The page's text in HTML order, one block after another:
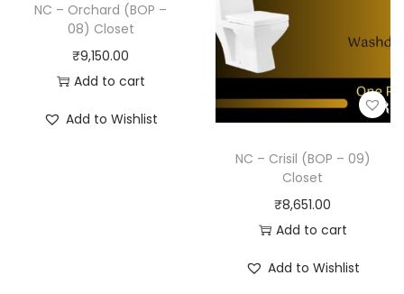
NC – Orchard (BOP –
08) Closet
₹9,150.00
Add to cart
Add to Wishlist
NC – Crisil (BOP – 09)
Closet
₹8,651.00
Add to cart
Add to Wishlist